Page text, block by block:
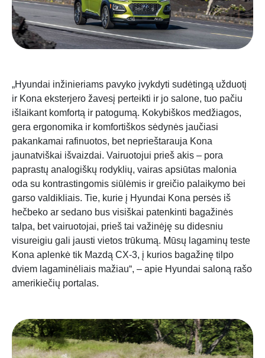
„Hyundai inžinieriams pavyko įvykdyti sudėtingą užduotį
ir Kona eksterjero žavesį perteikti ir jo salone, tuo pačiu
išlaikant komfortą ir patogumą. Kokybiškos medžiagos,
gera ergonomika ir komfortiškos sėdynės jaučiasi
pakankamai rafinuotos, bet neprieštarauja Kona
jaunatviškai išvaizdai. Vairuotojui prieš akis – pora
paprastų analogiškų rodyklių, vairas apsiūtas malonia
oda su kontrastingomis siūlėmis ir greičio palaikymo bei
garso valdikliais. Tie, kurie į Hyundai Kona persės iš
hečbeko ar sedano bus visiškai patenkinti bagažinės
talpa, bet vairuotojai, prieš tai važinėję su didesniu
visureigiu gali jausti vietos trūkumą. Mūsų lagaminų teste
Kona aplenkė tik Mazdą CX-3, į kurios bagažinę tilpo
dviem lagaminėliais mažiau“, – apie Hyundai saloną rašo
amerikiečių portalas.